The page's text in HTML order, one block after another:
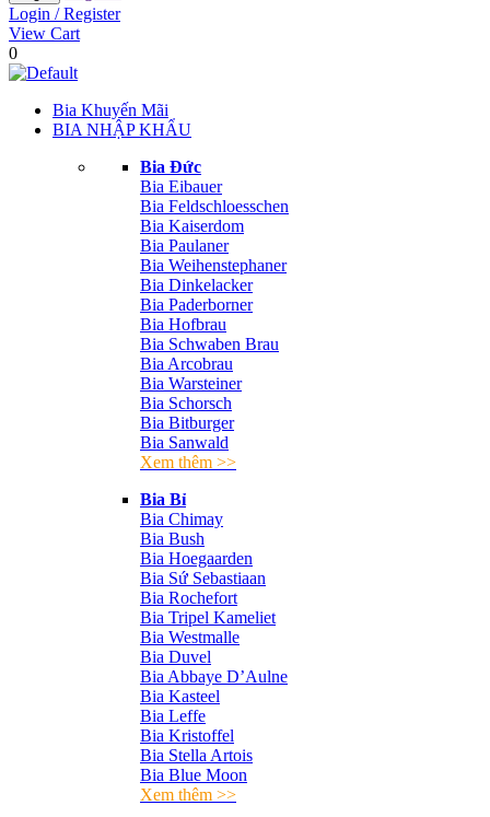
Login / Register
View Cart
0
Bia Khuyến Mãi
BIA NHẬP KHẨU
Bia Đức
Bia Eibauer
Bia Feldschloesschen
Bia Kaiserdom
Bia Paulaner
Bia Weihenstephaner
Bia Dinkelacker
Bia Paderborner
Bia Hofbrau
Bia Schwaben Brau
Bia Arcobrau
Bia Warsteiner
Bia Schorsch
Bia Bitburger
Bia Sanwald
Xem thêm >>
Bia Bỉ
Bia Chimay
Bia Bush
Bia Hoegaarden
Bia Sứ Sebastiaan
Bia Rochefort
Bia Tripel Kameliet
Bia Westmalle
Bia Duvel
Bia Abbaye D’Aulne
Bia Kasteel
Bia Leffe
Bia Kristoffel
Bia Stella Artois
Bia Blue Moon
Xem thêm >>